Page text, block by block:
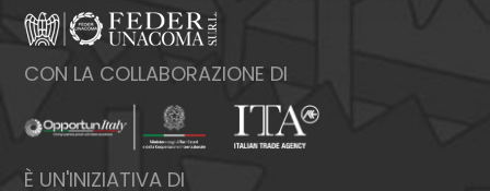
CON LA COLLABORAZIONE DI
È UN'INIZIATIVA DI